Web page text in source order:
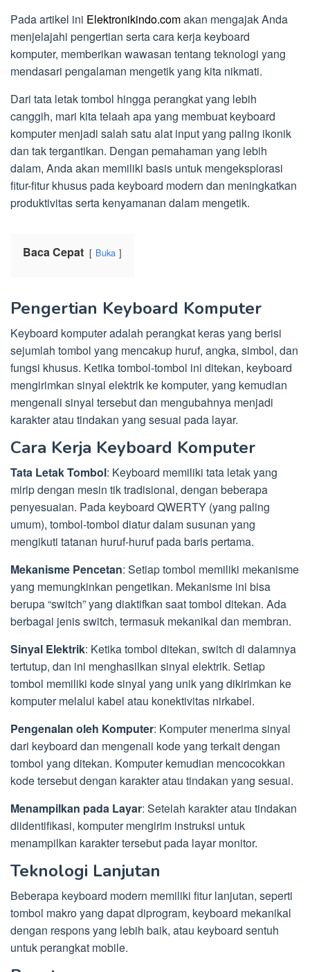
Pada artikel ini Elektronikindo.comakan mengajak Anda
menjelajahi pengertian serta cara kerja keyboard
komputer, memberikan wawasan tentang teknologi yang
mendasari pengalaman mengetik yang kita nikmati.
Dari tata letak tombol hingga perangkat yang lebih
canggih, mari kita telaah apa yang membuat keyboard
komputer menjadi salah satu alat input yang paling ikonik
dan tak tergantikan. Dengan pemahaman yang lebih
dalam, Anda akan memiliki basis untuk mengeksplorasi
fitur-fitur khusus pada keyboard modern dan meningkatkan
produktivitas serta kenyamanan dalam mengetik.
Baca Cepat Buka
Pengertian Keyboard Komputer
Keyboard komputer adalah perangkat keras yang berisi
sejumlah tombol yang mencakup huruf, angka, simbol, dan
fungsi khusus. Ketika tombol-tombol ini ditekan, keyboard
mengirimkan sinyal elektrik ke komputer, yang kemudian
mengenali sinyal tersebut dan mengubahnya menjadi
karakter atau tindakan yang sesuai pada layar.
Cara Kerja Keyboard Komputer
Tata Letak Tombol: Keyboard memiliki tata letak yang
mirip dengan mesin tik tradisional, dengan beberapa
penyesuaian. Pada keyboard QWERTY (yang paling
umum), tombol-tombol diatur dalam susunan yang
mengikuti tatanan huruf-huruf pada baris pertama.
Mekanisme Pencetan: Setiap tombol memiliki mekanisme
yang memungkinkan pengetikan. Mekanisme ini bisa
berupa “switch” yang diaktifkan saat tombol ditekan. Ada
berbagai jenis switch, termasuk mekanikal dan membran.
Sinyal Elektrik: Ketika tombol ditekan, switch di dalamnya
tertutup, dan ini menghasilkan sinyal elektrik. Setiap
tombol memiliki kode sinyal yang unik yang dikirimkan ke
komputer melalui kabel atau konektivitas nirkabel.
Pengenalan oleh Komputer: Komputer menerima sinyal
dari keyboard dan mengenali kode yang terkait dengan
tombol yang ditekan. Komputer kemudian mencocokkan
kode tersebut dengan karakter atau tindakan yang sesuai.
Menampilkan pada Layar: Setelah karakter atau tindakan
diidentifikasi, komputer mengirim instruksi untuk
menampilkan karakter tersebut pada layar monitor.
Teknologi Lanjutan
Beberapa keyboard modern memiliki fitur lanjutan, seperti
tombol makro yang dapat diprogram, keyboard mekanikal
dengan respons yang lebih baik, atau keyboard sentuh
untuk perangkat mobile.